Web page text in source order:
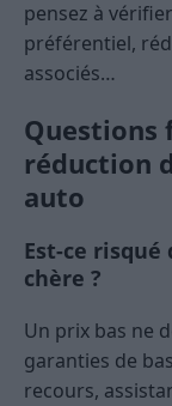
pensez à
préférentiel,
associés…
Questions
réduction
auto
Est-ce risqué
chère ?
Un prix bas ne
garanties de
recours,